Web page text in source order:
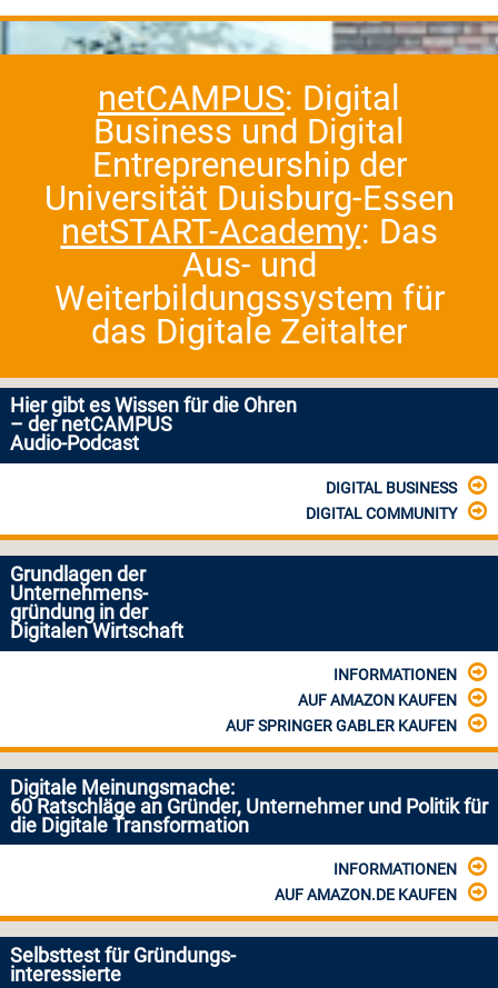
netCAMPUS: Digital
Business und Digital
Entrepreneurship der
Universität Duisburg-Essen
netSTART-Academy: Das
Aus- und
Weiterbildungssystem für
das Digitale Zeitalter
Hier gibt es Wissen für die Ohren
– der netCAMPUS
Audio-Podcast
DIGITAL BUSINESS
DIGITAL COMMUNITY
Grundlagen der
Unternehmens-
gründung in der
Digitalen Wirtschaft
INFORMATIONEN
AUF AMAZON KAUFEN
AUF SPRINGER GABLER KAUFEN
Digitale Meinungsmache:
60 Ratschläge an Gründer, Unternehmer und Politik für
die Digitale Transformation
INFORMATIONEN
AUF AMAZON.DE KAUFEN
Selbsttest für Gründungs-
interessierte